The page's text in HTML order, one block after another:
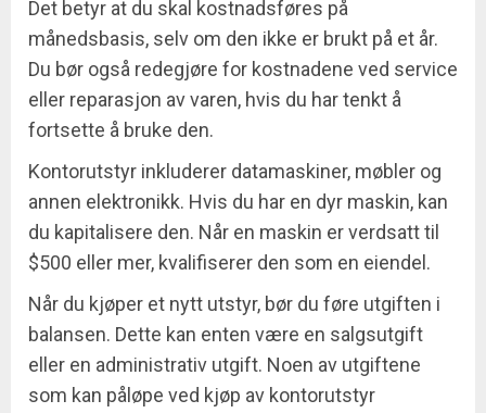
Det betyr at du skal kostnadsføres på
månedsbasis, selv om den ikke er brukt på et år.
Du bør også redegjøre for kostnadene ved service
eller reparasjon av varen, hvis du har tenkt å
fortsette å bruke den.
Kontorutstyr inkluderer datamaskiner, møbler og
annen elektronikk. Hvis du har en dyr maskin, kan
du kapitalisere den. Når en maskin er verdsatt til
$500 eller mer, kvalifiserer den som en eiendel.
Når du kjøper et nytt utstyr, bør du føre utgiften i
balansen. Dette kan enten være en salgsutgift
eller en administrativ utgift. Noen av utgiftene
som kan påløpe ved kjøp av kontorutstyr